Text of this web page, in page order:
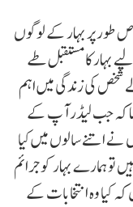
طور پر بہار کے لوگوں
بہار کا مستقبل طے
شخص کی زندگی میں اہم
کہ جب لیڈر آپ کے
اتنے سالوں میں کیا
ہمارے بہار کو جرائم
کیا وہ انتخابات کے